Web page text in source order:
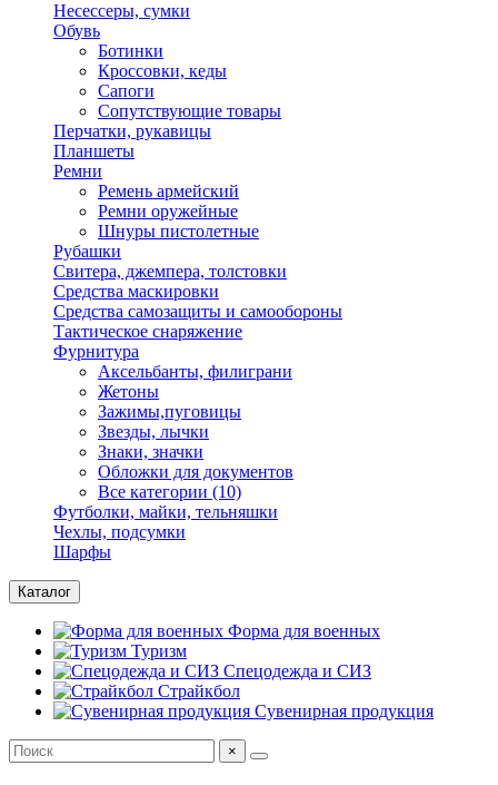
Несессеры, сумки
Обувь
Ботинки
Кроссовки, кеды
Сапоги
Сопутствующие товары
Перчатки, рукавицы
Планшеты
Ремни
Ремень армейский
Ремни оружейные
Шнуры пистолетные
Рубашки
Свитера, джемпера, толстовки
Средства маскировки
Средства самозащиты и самообороны
Тактическое снаряжение
Фурнитура
Аксельбанты, филиграни
Жетоны
Зажимы,пуговицы
Звезды, лычки
Знаки, значки
Обложки для документов
Все категории (10)
Футболки, майки, тельняшки
Чехлы, подсумки
Шарфы
Каталог
Форма для военных
Туризм
Спецодежда и СИЗ
Страйкбол
Сувенирная продукция
×